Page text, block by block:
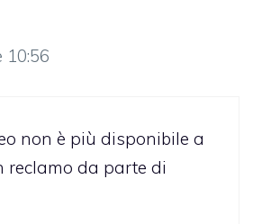
10:56
non è più disponibile a
reclamo da parte di